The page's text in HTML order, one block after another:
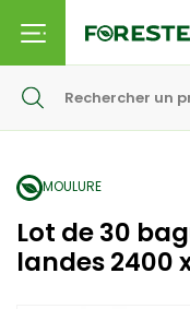
MOULURE
Lot de 30
landes 2400